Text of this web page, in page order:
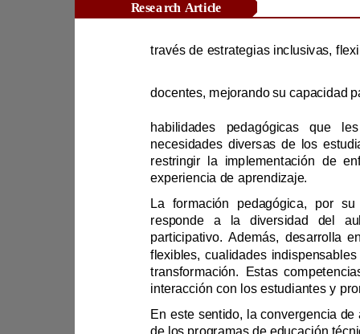
Research Article
habilidades pedag
experiencia de aprendizaje.
flexibles, cualidades in